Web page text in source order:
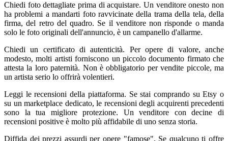
Chiedi foto dettagliate prima di acquistare. Un venditore onesto non
ha problemi a mandarti foto ravvicinate della trama della tela, della
firma, del retro del quadro. Se il venditore non risponde o manda
solo le foto originali dell'annuncio, è un campanello d'allarme.
Chiedi un certificato di autenticità. Per opere di valore, anche
modesto, molti artisti forniscono un piccolo documento firmato che
attesta la loro paternità. Non è obbligatorio per vendite piccole, ma
un artista serio lo offrirà volentieri.
Leggi le recensioni della piattaforma. Se stai comprando su Etsy o
su un marketplace dedicato, le recensioni degli acquirenti precedenti
sono la tua migliore protezione. Un venditore con decine di
recensioni positive è molto più affidabile di uno senza storia.
Diffida dei prezzi assurdi per opere "famose". Se qualcuno ti offre